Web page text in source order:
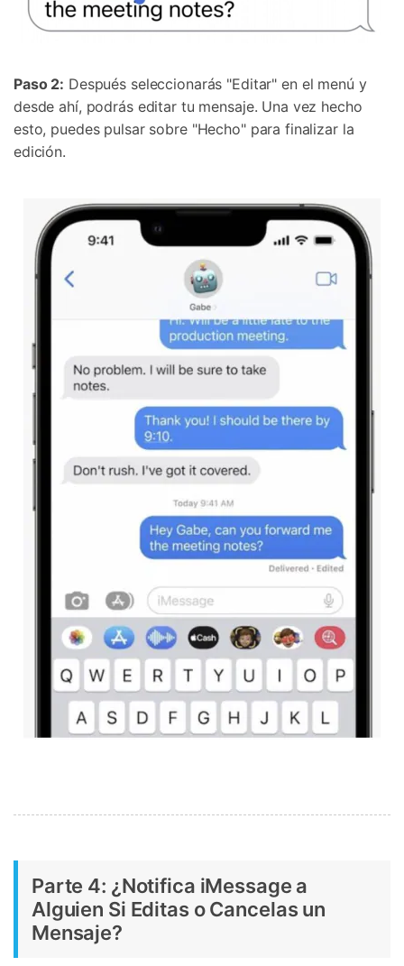
Paso 2: Después seleccionarás "Editar" en el menú y
desde ahí, podrás editar tu mensaje. Una vez hecho
esto, puedes pulsar sobre "Hecho" para finalizar la
edición.
Parte 4: ¿Notifica iMessage a
Alguien Si Editas o Cancelas un
Mensaje?